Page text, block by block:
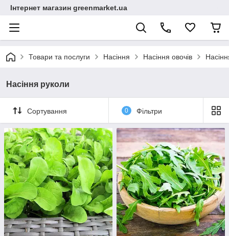
Інтернет магазин greenmarket.ua
Товари та послуги Насіння Насіння овочів
Насіння руколи
Сортування 0 Фільтри